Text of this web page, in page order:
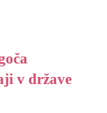
v države